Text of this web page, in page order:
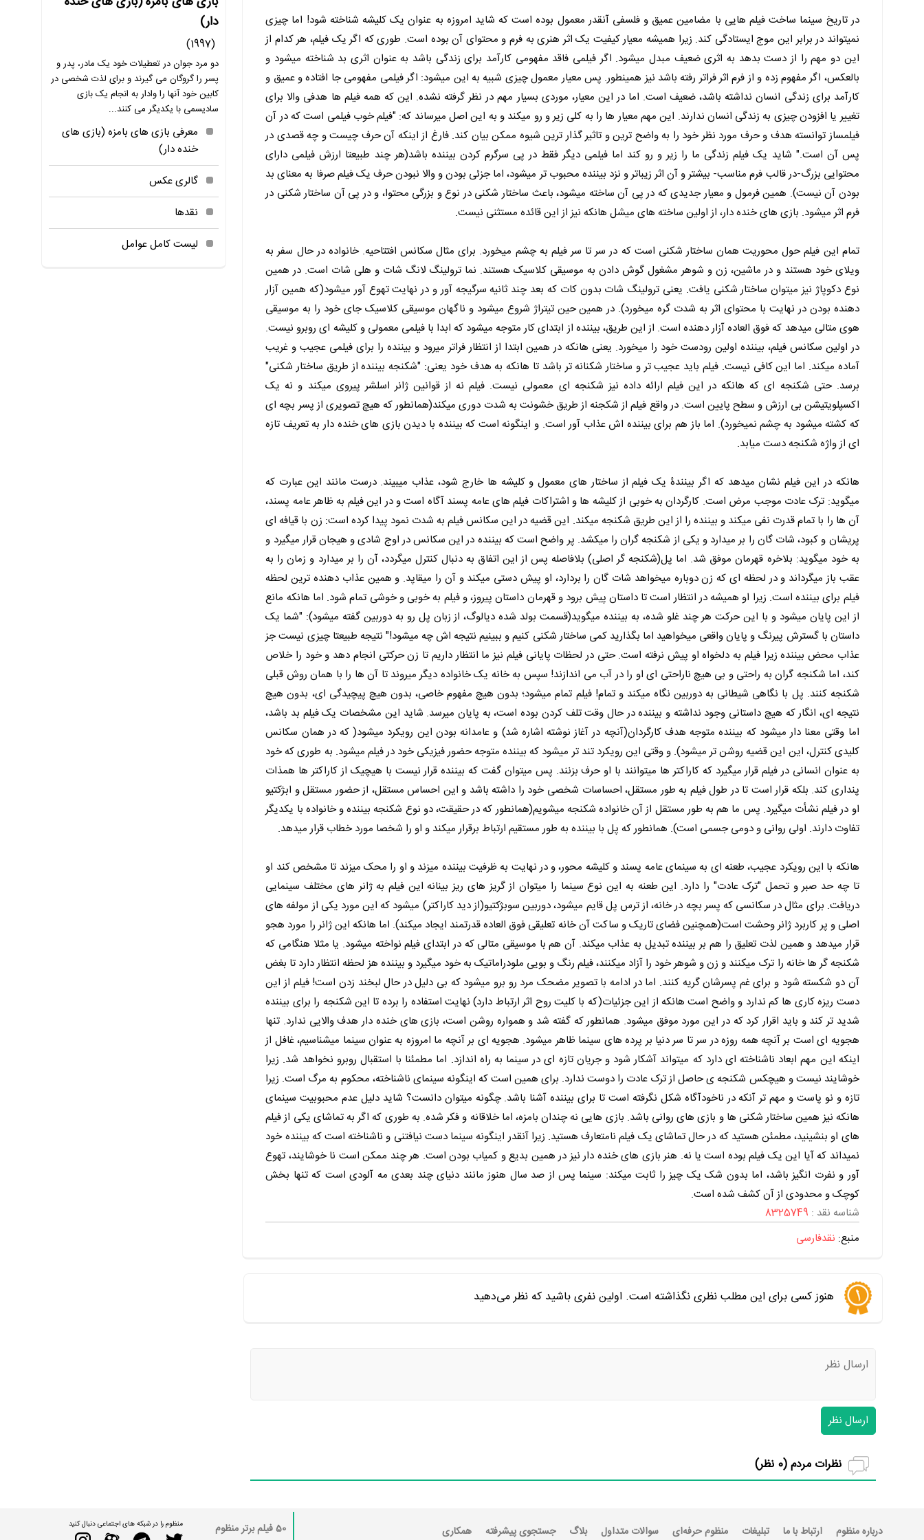
در تاریخ سینما ساخت فیلم هایی با مضامین عمیق و فلسفی آنقدر معمول بوده است که شاید امروزه به عنوان یک کلیشه شناخته شود! اما چیزی
نمیتواند در برابر این موج ایستادگی کند. زیرا همیشه معیار کیفیت یک اثر هنری به فرم و محتوای آن بوده است. طوری که اگر یک فیلم، هر کدام از
این دو مهم را از دست بدهد به اثری ضعیف مبدل میشود. اگر فیلمی فاقد مفهومی کارآمد برای زندگی باشد به عنوان اثری بد شناخته میشود و
بالعکس، اگر مفهوم زده و از فرم اثر فراتر رفته باشد نیز همینطور. پس معیار معمول چیزی شبیه به این میشود: اگر فیلمی مفهومی جا افتاده و عمیق و
کارآمد برای زندگی انسان نداشته باشد، ضعیف است. اما در این معیار، موردی بسیار مهم در نظر گرفته نشده. این که همه فیلم ها هدفی والا برای
تغییر یا افزودن چیزی به زندگی انسان ندارند. این مهم معیار ها را به کلی زیر و رو میکند و به این اصل میرساند که: "فیلم خوب فیلمی است که در آن
فیلمساز توانسته هدف و حرف مورد نظر خود را به واضح ترین و تاثیر گذار ترین شیوه ممکن بیان کند. فارغ از اینکه آن حرف چیست و چه قصدی در
پس آن است." شاید یک فیلم زندگی ما را زیر و رو کند اما فیلمی دیگر فقط در پی سرگرم کردن بیننده باشد(هر چند طبیعتا ارزش فیلمی دارای
محتوایی بزرگ-در قالب فرم مناسب- بیشتر و آن اثر زیباتر و نزد بیننده محبوب تر میشود، اما جزئی بودن و والا نبودن حرف یک فیلم صرفا به معنای بد
بودن آن نیست). همین فرمول و معیار جدیدی که در پی آن ساخته میشود، باعث ساختار شکنی در نوع و بزرگی محتوا، و در پی آن ساختار شکنی در
فرم اثر میشود. بازی های خنده دار، از اولین ساخته های میشل هانکه نیز از این قائده مستثنی نیست.
تمام این فیلم حول محوریت همان ساختار شکنی است که در سر تا سر فیلم به چشم میخورد. برای مثال سکانس افتتاحیه. خانواده در حال سفر به
ویلای خود هستند و در ماشین، زن و شوهر مشغول گوش دادن به موسیقی کلاسیک هستند. نما ترولینگ لانگ شات و هلی شات است. در همین
نوع دکوپاژ نیز میتوان ساختار شکنی یافت. یعنی ترولینگ شات بدون کات که بعد چند ثانیه سرگیجه آور و در نهایت تهوع آور میشود(که همین آزار
دهنده بودن در نهایت با محتوای اثر به شدت گره میخورد). در همین حین تیتراژ شروع میشود و ناگهان موسیقی کلاسیک جای خود را به موسیقی
هوی متالی میدهد که فوق العاده آزار دهنده است. از این طریق، بیننده از ابتدای کار متوجه میشود که ابدا با فیلمی معمولی و کلیشه ای روبرو نیست.
در اولین سکانس فیلم، بیننده اولین رودست خود را میخورد. یعنی هانکه در همین ابتدا از انتظار فراتر میرود و بیننده را برای فیلمی عجیب و غریب
آماده میکند. اما این کافی نیست. فیلم باید عجیب تر و ساختار شکنانه تر باشد تا هانکه به هدف خود یعنی: "شکنجه بیننده از طریق ساختار شکنی"
برسد. حتی شکنجه ای که هانکه در این فیلم ارائه داده نیز شکنجه ای معمولی نیست. فیلم نه از قوانین ژانر اسلشر پیروی میکند و نه یک
اکسپلویتیشن بی ارزش و سطح پایین است. در واقع فیلم از شکجنه از طریق خشونت به شدت دوری میکند(همانطور که هیچ تصویری از پسر بچه ای
که کشته میشود به چشم نمیخورد). اما باز هم برای بیننده اش عذاب آور است. و اینگونه است که بیننده با دیدن بازی های خنده دار به تعریف تازه
ای از واژه شکنجه دست میابد.
هانکه در این فیلم نشان میدهد که اگر بینندۀ یک فیلم از ساختار های معمول و کلیشه ها خارج شود، عذاب میبیند. درست مانند این عبارت که
میگوید: ترک عادت موجب مرض است. کارگردان به خوبی از کلیشه ها و اشتراکات فیلم های عامه پسند آگاه است و در این فیلم به ظاهر عامه پسند،
آن ها را با تمام قدرت نفی میکند و بیننده را از این طریق شکنجه میکند. این قضیه در این سکانس فیلم به شدت نمود پیدا کرده است: زن با قیافه ای
پریشان و کبود، شات گان را بر میدارد و یکی از شکنجه گران را میکشد. پر واضح است که بیننده در این سکانس در اوج شادی و هیجان قرار میگیرد و
به خود میگوید: بلاخره قهرمان موفق شد. اما پل(شکنجه گر اصلی) بلافاصله پس از این اتفاق به دنبال کنترل میگردد، آن را بر میدارد و زمان را به
عقب باز میگرداند و در لحظه ای که زن دوباره میخواهد شات گان را بردارد، او پیش دستی میکند و آن را میقاپد. و همین عذاب دهنده ترین لحظه
فیلم برای بیننده است. زیرا او همیشه در انتظار است تا داستان پیش برود و قهرمان داستان پیروز، و فیلم به خوبی و خوشی تمام شود. اما هانکه مانع
از این پایان میشود و با این حرکت هر چند غلو شده، به بیننده میگوید(قسمت بولد شده دیالوگ، از زبان پل رو به دوربین گفته میشود): "شما یک
داستان با گسترش پیرنگ و پایان واقعی میخواهید اما بگذارید کمی ساختار شکنی کنیم و ببینیم نتیجه اش چه میشود!" نتیجه طبیعتا چیزی نیست جز
عذاب محض بیننده زیرا فیلم به دلخواه او پیش نرفته است. حتی در لحظات پایانی فیلم نیز ما انتظار داریم تا زن حرکتی انجام دهد و خود را خلاص
کند، اما شکنجه گران به راحتی و بی هیچ ناراحتی ای او را در آب می اندازند! سپس به خانه یک خانواده دیگر میروند تا آن ها را با همان روش قبلی
شکنجه کنند. پل با نگاهی شیطانی به دوربین نگاه میکند و تمام! فیلم تمام میشود؛ بدون هیچ مفهوم خاصی، بدون هیچ پیچیدگی ای، بدون هیچ
نتیجه ای، انگار که هیچ داستانی وجود نداشته و بیننده در حال وقت تلف کردن بوده است، به پایان میرسد. شاید این مشخصات یک فیلم بد باشد،
اما وقتی معنا دار میشود که بیننده متوجه هدف کارگردان(آنچه در آغاز نوشته اشاره شد) و عامدانه بودن این رویکرد میشود( که در همان سکانس
کلیدی کنترل، این این قضیه روشن تر میشود). و وقتی این رویکرد تند تر میشود که بیننده متوجه حضور فیزیکی خود در فیلم میشود. به طوری که خود
به عنوان انسانی در فیلم قرار میگیرد که کاراکتر ها میتوانند با او حرف بزنند. پس میتوان گفت که بیننده قرار نیست با هیچیک از کاراکتر ها همذات
پنداری کند. بلکه قرار است تا در طول فیلم به طور مستقل، احساسات شخصی خود را داشته باشد و این احساس مستقل، از حضور مستقل و ابژکتیو
او در فیلم نشأت میگیرد. پس ما هم به طور مستقل از آن خانواده شکنجه میشویم(همانطور که در حقیقت، دو نوع شکنجه بیننده و خانواده با یکدیگر
تفاوت دارند. اولی روانی و دومی جسمی است). همانطور که پل با بیننده به طور مستقیم ارتباط برقرار میکند و او را شخصا مورد خطاب قرار میدهد.
هانکه با این رویکرد عجیب، طعنه ای به سینمای عامه پسند و کلیشه محور، و در نهایت به ظرفیت بیننده میزند و او را محک میزند تا مشخص کند او
تا چه حد صبر و تحمل "ترک عادت" را دارد. این طعنه به این نوع سینما را میتوان از گریز های ریز بینانه این فیلم به ژانر های مختلف سینمایی
دریافت. برای مثال در سکانسی که پسر بچه در خانه، از ترس پل قایم میشود، دوربین سوبژکتیو(از دید کاراکتر) میشود که این مورد یکی از مولفه های
اصلی و پر کاربرد ژانر وحشت است(همچنین فضای تاریک و ساکت آن خانه تعلیقی فوق العاده قدرتمند ایجاد میکند). اما هانکه این ژانر را مورد هجو
قرار میدهد و همین لذت تعلیق را هم بر بیننده تبدیل به عذاب میکند. آن هم با موسیقی متالی که در ابتدای فیلم نواخته میشود. یا مثلا هنگامی که
شکنجه گر ها خانه را ترک میکنند و زن و شوهر خود را آزاد میکنند، فیلم رنگ و بویی ملودراماتیک به خود میگیرد و بیننده هز لحظه انتظار دارد تا بغض
آن دو شکسته شود و برای غم پسرشان گریه کنند. اما در ادامه با تصویر مضحک مرد رو برو میشود که بی دلیل در حال لبخند زدن است! فیلم از این
دست ریزه کاری ها کم ندارد و واضح است هانکه از این جزئیات(که با کلیت روح اثر ارتباط دارد) نهایت استفاده را برده تا این شکنجه را برای بیننده
شدید تر کند و باید اقرار کرد که در این مورد موفق میشود. همانطور که گفته شد و همواره روشن است، بازی های خنده دار هدف والایی ندارد. تنها
هجویه ای است بر آنچه همه روزه در سر تا سر دنیا بر پرده های سینما ظاهر میشود. هجویه ای بر آنچه ما امروزه به عنوان سینما میشناسیم، غافل از
اینکه این مهم ابعاد ناشناخته ای دارد که میتواند آشکار شود و جریان تازه ای در سینما به راه اندازد. اما مطمئنا با استقبال روبرو نخواهد شد. زیرا
خوشایند نیست و هیچکس شکنجه ی حاصل از ترک عادت را دوست ندارد. برای همین است که اینگونه سینمای ناشناخته، محکوم به مرگ است. زیرا
تازه و نو پاست و مهم تر آنکه در ناخودآگاه شکل نگرفته است تا برای بیننده آشنا باشد. چگونه میتوان دانست؟ شاید دلیل عدم محبوبیت سینمای
هانکه نیز همین ساختار شکنی ها و بازی های روانی باشد. بازی هایی نه چندان بامزه، اما خلاقانه و فکر شده. به طوری که اگر به تماشای یکی از فیلم
های او بنشینید، مطمئن هستید که در حال تماشای یک فیلم نامتعارف هستید. زیرا آنقدر اینگونه سینما دست نیافتنی و ناشناخته است که بیننده خود
نمیداند که آیا این یک فیلم بوده است یا نه. هنر بازی های خنده دار نیز در همین بدیع و کمیاب بودن است. هر چند ممکن است نا خوشایند، تهوع
آور و نفرت انگیز باشد، اما بدون شک یک چیز را ثابت میکند: سینما پس از صد سال هنوز مانند دنیای چند بعدی مه آلودی است که تنها بخش
کوچک و محدودی از آن کشف شده است.
شناسه نقد : 8325749
منبع: نقدفارسی
هنوز کسی برای این مطلب نظری نگذاشته است. اولین نفری باشید که نظر می‌دهید
ارسال نظر
نظرات مردم (0 نظر)
دار)
(1997)
دو مرد جوان در تعطیلات خود یک مادر، پدر و
پسر را گروگان می گیرند و برای لذت شخصی در
کابین خود آنها را وادار به انجام یک بازی
سادیسمی با یکدیگر می کنند...
معرفی بازی های بامزه (بازی های
خنده دار)
گالری عکس
نقدها
لیست کامل عوامل
درباره منظوم ارتباط با ما تبلیغات منظوم حرفه‌ای سوالات متداول بلاگ جستجوی پیشرفته همکاری 50 فیلم برتر منظوم منظوم را در شبکه های اجتماعی دنبال کنید